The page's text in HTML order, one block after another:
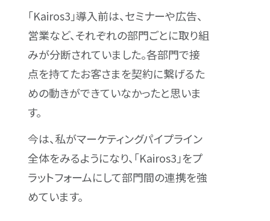
「Kairos3」導入前は、セミナーや広告、
営業など、それぞれの部門ごとに取り組
みが分断されていました。各部門で接
点を持てたお客さまを契約に繋げるた
めの動きができていなかったと思いま
す。
今は、私がマーケティングパイプライン
全体をみるようになり、「Kairos3」をプ
ラットフォームにして部門間の連携を強
めています。